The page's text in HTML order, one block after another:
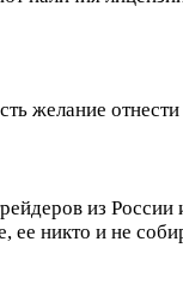
желание
из
никто и не